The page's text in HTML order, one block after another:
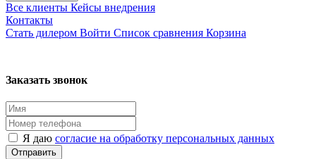
Все клиенты Кейсы внедрения
Контакты
Стать дилером Войти Список сравнения Корзина
Заказать звонок
Я даю согласие на обработку персональных данных
Отправить